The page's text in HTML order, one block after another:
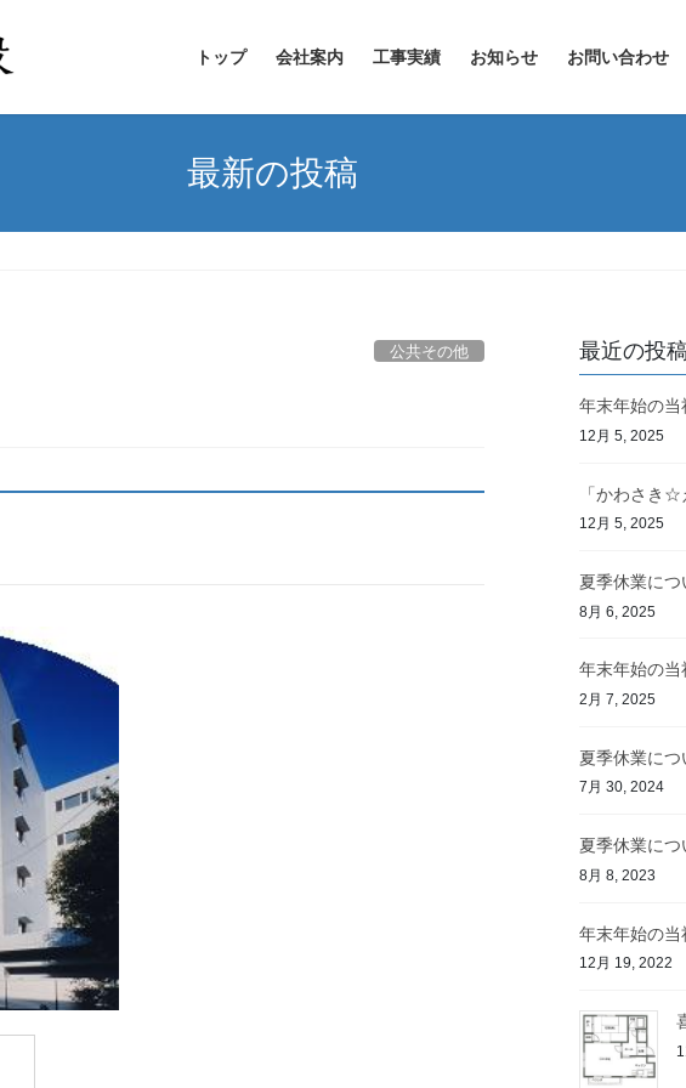
トップ 会社案内 工事実績 お知らせ お問い合わせ
最新の投稿
公共その他 最近の投
年末年始の
12月 5, 2025
「かわさき
12月 5, 2025
夏季休業に
8月 6, 2025
年末年始の当
2月 7, 2025
夏季休業に
7月 30, 2024
夏季休業に
8月 8, 2023
年末年始の当
12月 19, 2022